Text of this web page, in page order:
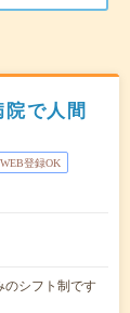
で人間
WEB登録OK
シフト制です